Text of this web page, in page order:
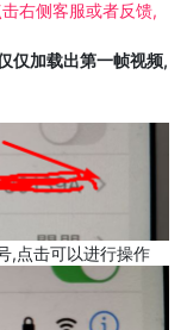
右侧客服或者反馈,
仅加载出第一帧视频,
,点击可以进行操作